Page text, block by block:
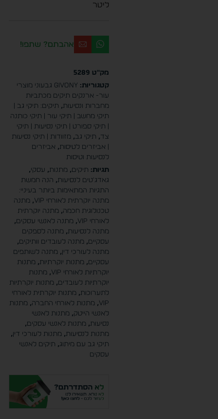
ליטר
אהבתם? שתפו!
מק"ט 5289
קטגוריות:
Givony גבעוני מוצרי
עור- ארנקים תיקים מכתביות
מחברות ונסיעות, תיקים: תיקי גב |
תיקי מחשב | תיקי עור | תיקי כותנה
| תיקי ספורט | תיקי נסיעות | תיקי
צד, תיקי גב, מזוודות | תיקי נסיעות
| אביזרים לטיסות, אביזרים
לנסיעות וטיסות
תגיות: תיקים, מתנות, עסקי,
גאדג'טים לנסיעות, הנה חמשת
התגיות המתאימות ביותר בעיניי:
מתנה יוקרתית לאורחי VIP
, מתנה
טכנולוגית חכמה, מתנה יוקרתית
לאורחי VIP
, מתנה לאנשי עסקים,
מתנה לנסיעות, מתנה לספקים
עסקיים, מתנה לעובדים וותיקים,
מתנה לעורכי דין, מתנה לשותפים
עסקיים, מתנות יוקרתיות, מתנות
יוקרתיות לאורחי VIP
, מתנות
יוקרתיות לעובדים, מתנות יוקרתיות
לתערוכות, מתנות יוקרתית לאורחי
VIP
, מתנות לאורחי החברה, מתנות
לאנשי הייטק, מתנות לאנשי
נסיעות, מתנות לאנשי עסקים,
מתנות לנסיעות, מתנות לעורכי דין,
תיקי גב עם מיתוג , תיקים לאנשי
עסקים